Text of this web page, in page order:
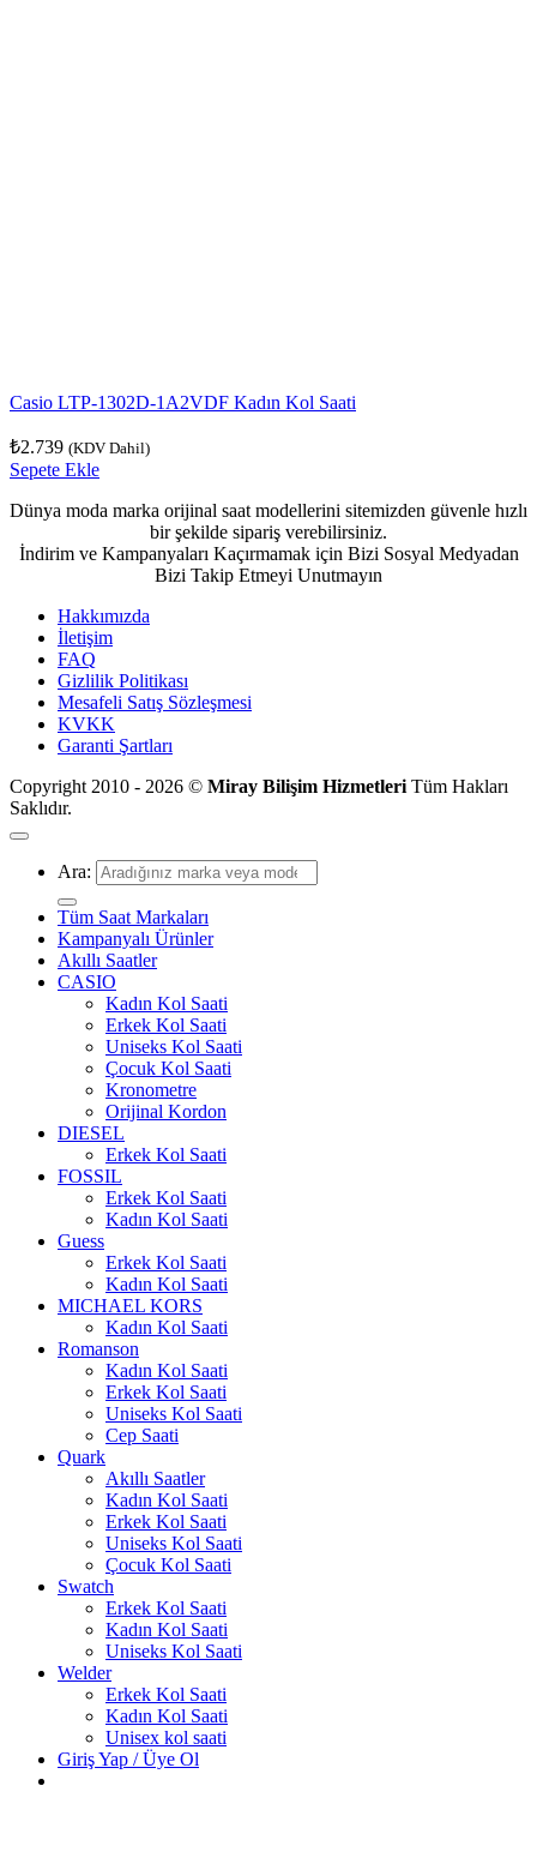
Casio LTP-1302D-1A2VDF Kadın Kol Saati
₺2.739 (KDV Dahil)
Sepete Ekle
Dünya moda marka orijinal saat modellerini sitemizden güvenle hızlı
bir şekilde sipariş verebilirsiniz.
İndirim ve Kampanyaları Kaçırmamak için Bizi Sosyal Medyadan
Bizi Takip Etmeyi Unutmayın
Hakkımızda
İletişim
FAQ
Gizlilik Politikası
Mesafeli Satış Sözleşmesi
KVKK
Garanti Şartları
Copyright 2010 - 2026 © Miray Bilişim Hizmetleri Tüm Hakları
Saklıdır.
Ara:
Tüm Saat Markaları
Kampanyalı Ürünler
Akıllı Saatler
CASIO
Kadın Kol Saati
Erkek Kol Saati
Uniseks Kol Saati
Çocuk Kol Saati
Kronometre
Orijinal Kordon
DIESEL
Erkek Kol Saati
FOSSIL
Erkek Kol Saati
Kadın Kol Saati
Guess
Erkek Kol Saati
Kadın Kol Saati
MICHAEL KORS
Kadın Kol Saati
Romanson
Kadın Kol Saati
Erkek Kol Saati
Uniseks Kol Saati
Cep Saati
Quark
Akıllı Saatler
Kadın Kol Saati
Erkek Kol Saati
Uniseks Kol Saati
Çocuk Kol Saati
Swatch
Erkek Kol Saati
Kadın Kol Saati
Uniseks Kol Saati
Welder
Erkek Kol Saati
Kadın Kol Saati
Unisex kol saati
Giriş Yap / Üye Ol